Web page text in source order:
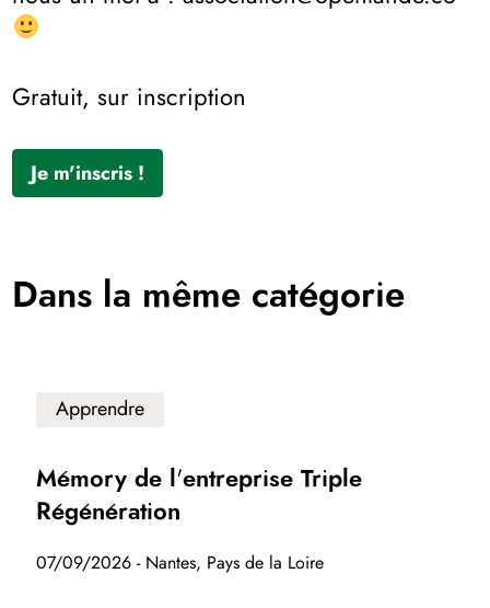
Gratuit, sur inscription
Je m'inscris !
Dans la même catégorie
Apprendre
Mémory de l'entreprise Triple
Régénération
07/09/2026 - Nantes, Pays de la Loire